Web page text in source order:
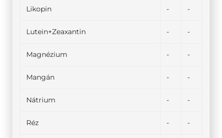
Likopin - -
Lutein+Zeaxantin - -
Magnézium - -
Mangán - -
Nátrium - -
Réz - -